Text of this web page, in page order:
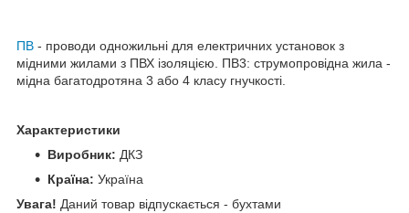
ПВ - проводи одножильні для електричних установок з
мідними жилами з ПВХ ізоляцією. ПВ3: струмопровідна жила -
мідна багатодротяна 3 або 4 класу гнучкості.
Характеристики
Виробник: ДКЗ
Країна: Україна
Увага! Даний товар відпускається - бухтами